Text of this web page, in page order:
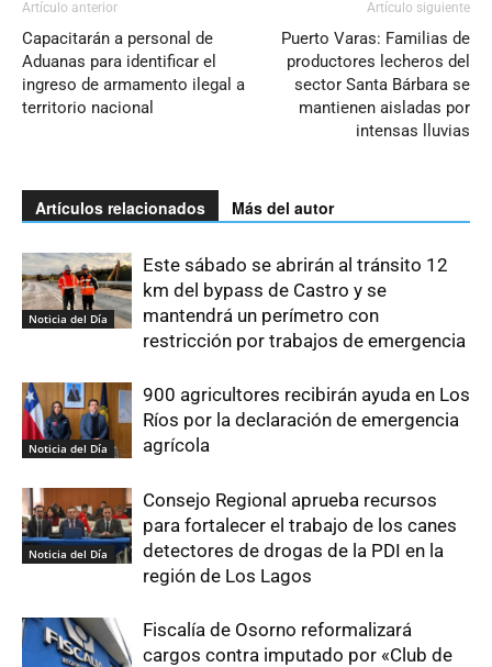
Artículo anterior
Capacitarán a personal de
Aduanas para identificar el
ingreso de armamento ilegal a
territorio nacional
Artículo siguiente
Puerto Varas: Familias de
productores lecheros del
sector Santa Bárbara se
mantienen aisladas por
intensas lluvias
Artículos relacionados Más del autor
Noticia del Día
Este sábado se abrirán al tránsito 12
km del bypass de Castro y se
mantendrá un perímetro con
restricción por trabajos de emergencia
Noticia del Día
900 agricultores recibirán ayuda en Los
Ríos por la declaración de emergencia
agrícola
Noticia del Día
Consejo Regional aprueba recursos
para fortalecer el trabajo de los canes
detectores de drogas de la PDI en la
región de Los Lagos
Fiscalía de Osorno reformalizará
cargos contra imputado por «Club de